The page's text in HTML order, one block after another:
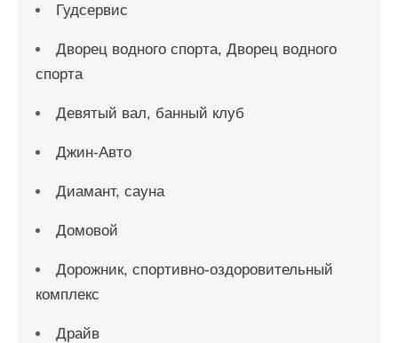
Гудсервис
Дворец водного спорта, Дворец водного
спорта
Девятый вал, банный клуб
Джин-Авто
Диамант, сауна
Домовой
Дорожник, спортивно-оздоровительный
комплекс
Драйв